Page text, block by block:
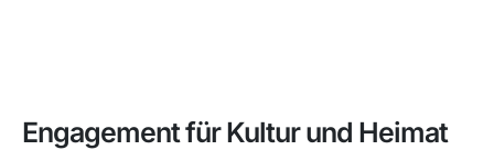
Engagement für Kultur und Heimat